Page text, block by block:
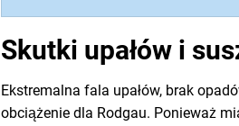
Skutki upałów i
Ekstremalna fala upałów, brak
obciążenie dla Rodgau. Ponieważ